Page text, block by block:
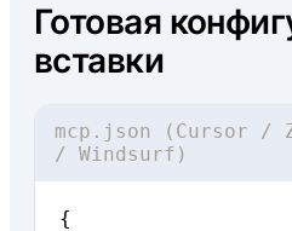
Готовая
вставки
mcp.json (Cursor /
/ Windsurf)
{